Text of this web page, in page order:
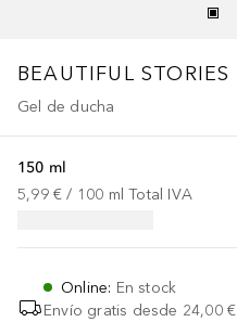
BEAUTIFUL STORIES
Gel de ducha
150 ml
5,99 € / 100 ml Total IVA
Online: En stock
Envío gratis desde 24,00 €